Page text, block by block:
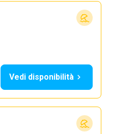
Vedi disponibilità